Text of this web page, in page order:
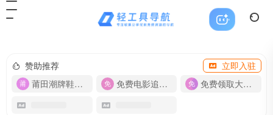
赞助推荐
立即入驻
莆田潮牌鞋服-货源
免费电影追剧APP 免费领取大流量卡【500G】